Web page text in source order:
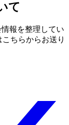
て
報を整理してい
ちらからお送り